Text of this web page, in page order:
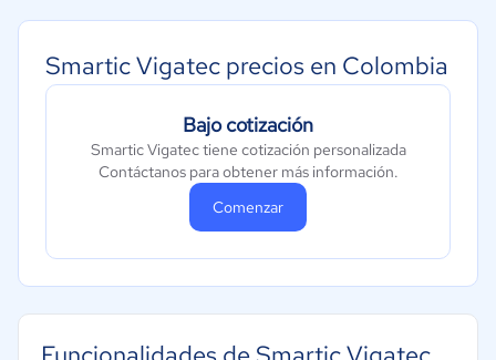
Smartic Vigatec precios en Colombia
Bajo cotización
Smartic Vigatec tiene cotización personalizada
Contáctanos para obtener más información.
Comenzar